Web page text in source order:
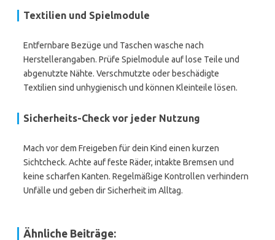
Textilien und Spielmodule
Entfernbare Bezüge und Taschen wasche nach
Herstellerangaben. Prüfe Spielmodule auf lose Teile und
abgenutzte Nähte. Verschmutzte oder beschädigte
Textilien sind unhygienisch und können Kleinteile lösen.
Sicherheits-Check vor jeder Nutzung
Mach vor dem Freigeben für dein Kind einen kurzen
Sichtcheck. Achte auf feste Räder, intakte Bremsen und
keine scharfen Kanten. Regelmäßige Kontrollen verhindern
Unfälle und geben dir Sicherheit im Alltag.
Ähnliche Beiträge: